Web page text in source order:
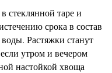
стеклянной таре и
срока в состав
Растяжки станут
утром и вечером
настойкой хвоща